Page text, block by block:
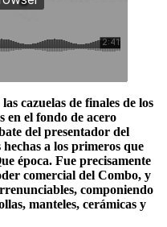
cazuelas de finales de los
en el fondo de acero
del presentador del
a los primeros que
época. Fue precisamente
comercial del Combo, y
componiendo
manteles, cerámicas y